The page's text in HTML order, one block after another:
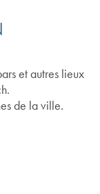
et autres lieux
de la ville.